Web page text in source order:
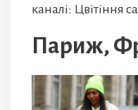
каналі: Цвітіння
Париж,